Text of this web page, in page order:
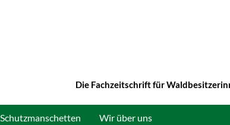
Die Fachzeitschrift für
Schutzmanschetten Wir über uns